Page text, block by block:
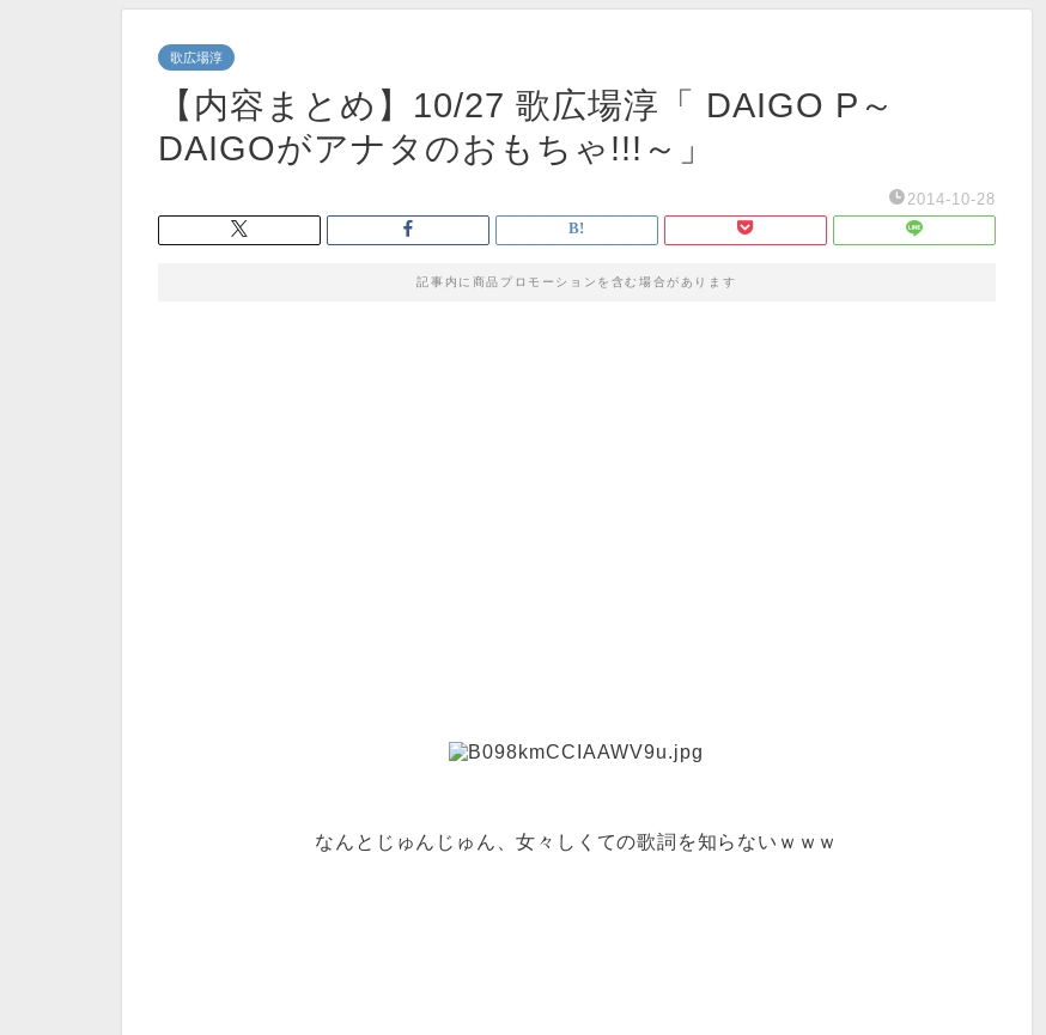
歌広場淳
【内容まとめ】10/27 歌広場淳「 DAIGO P～
DAIGOがアナタのおもちゃ!!!～」
2014-10-28
記事内に商品プロモーションを含む場合があります
なんとじゅんじゅん、女々しくての歌詞を知らないｗｗｗ